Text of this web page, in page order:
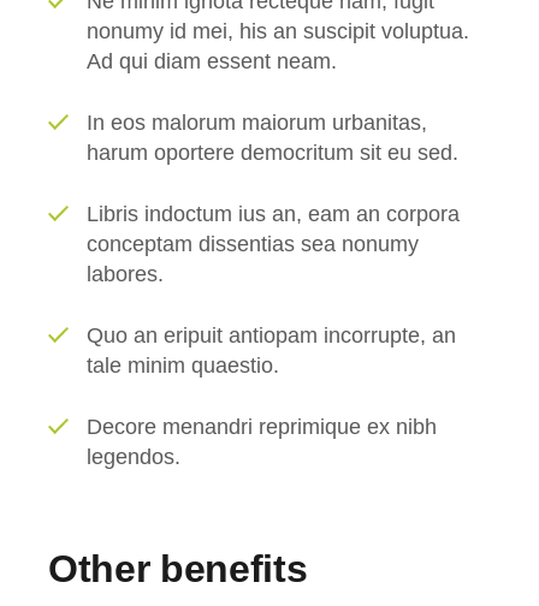
nonumy id mei, his an suscipit voluptua.
Ad qui diam essent neam.
In eos malorum maiorum urbanitas,
harum oportere democritum sit eu sed.
Libris indoctum ius an, eam an corpora
conceptam dissentias sea nonumy
labores.
Quo an eripuit antiopam incorrupte, an
tale minim quaestio.
Decore menandri reprimique ex nibh
legendos.
Other benefits